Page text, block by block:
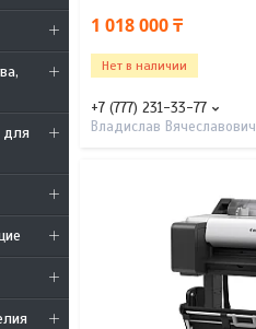
для
1 018 000 ₸
Нет в наличии
+7 (777) 231-33-77
Владислав Вячеславович